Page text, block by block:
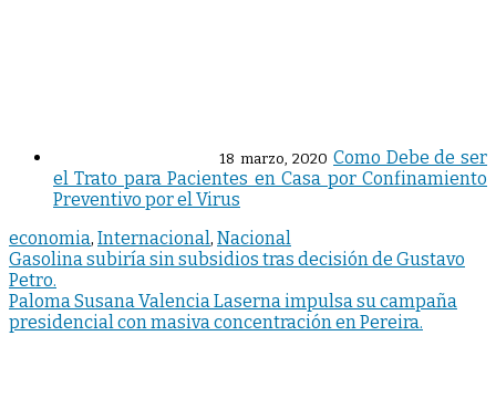
18 marzo, 2020 Como Debe de ser
el Trato para Pacientes en Casa por Confinamiento
Preventivo por el Virus
economia, Internacional, Nacional
Navegación
de
entradas
Gasolina subiría sin subsidios tras decisión de Gustavo
Petro.
Paloma Susana Valencia Laserna impulsa su campaña
presidencial con masiva concentración en Pereira.